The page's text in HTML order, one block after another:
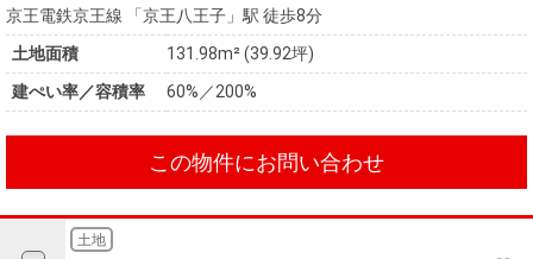
京王電鉄京王線 「京王八王子」駅 徒歩8分
土地面積
131.98m² (39.92坪)
建ぺい率／容積率
60%／200%
この物件にお問い合わせ
土地